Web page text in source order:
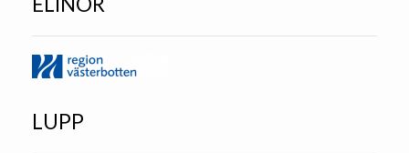
LUPP